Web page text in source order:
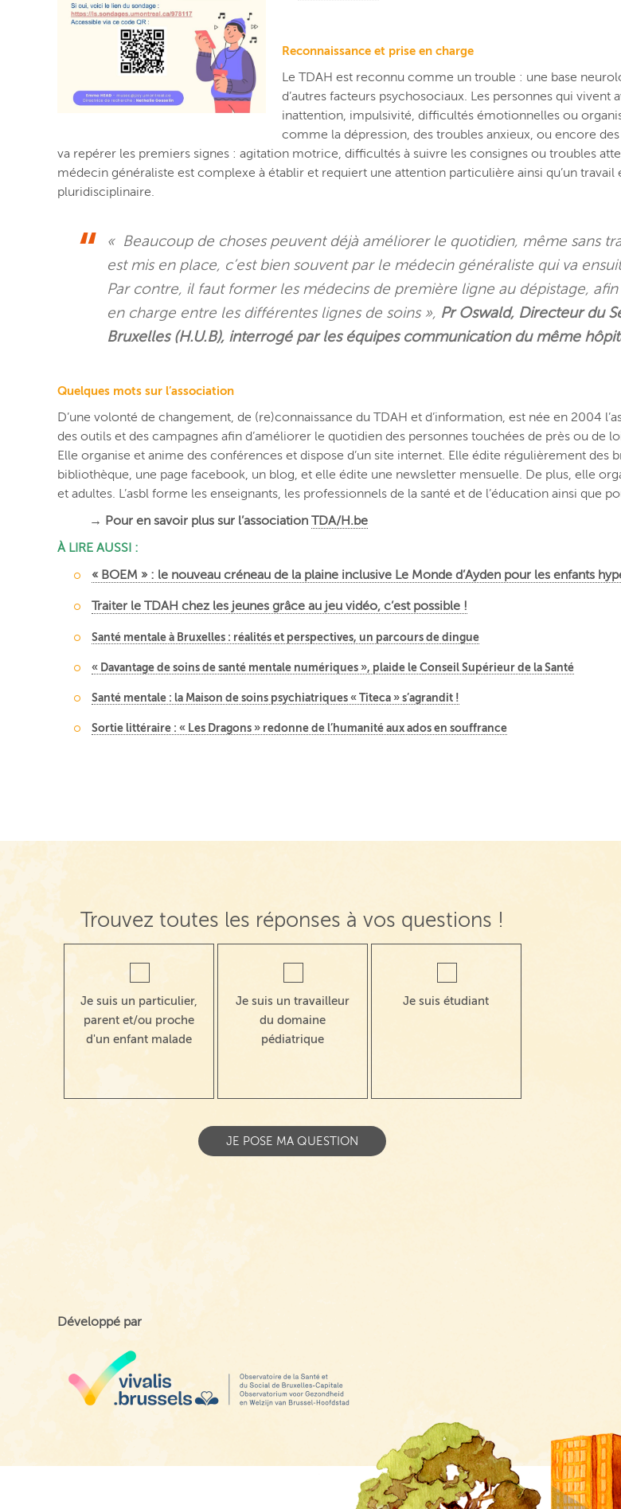
Reconnaissance et prise en charge
Le TDAH est reconnu comme un trouble : une base
d’autres facteurs psychosociaux. Les personnes qui
inattention, impulsivité, difficultés émotionnelles ou
comme la dépression, des troubles anxieux, ou encore
va repérer les premiers signes : agitation motrice, difficultés à suivre les consignes ou troubles
médecin généraliste est complexe à établir et requiert une attention particulière ainsi qu’un
pluridisciplinaire.
« Beaucoup de choses peuvent déjà améliorer le quotidien, même sans
est mis en place, c’est bien souvent par le médecin généraliste qui va
Par contre, il faut former les médecins de première ligne au dépistage,
en charge entre les différentes lignes de soins », Pr Oswald, Directeur du
Bruxelles (H.U.B), interrogé par les équipes communication du même
Quelques mots sur l’association
D’une volonté de changement, de (re)connaissance du TDAH et d’information, est née en 2004
des outils et des campagnes afin d’améliorer le quotidien des personnes touchées de près ou de
Elle organise et anime des conférences et dispose d’un site internet. Elle édite régulièrement
bibliothèque, une page facebook, un blog, et elle édite une newsletter mensuelle. De plus, elle
et adultes. L’asbl forme les enseignants, les professionnels de la santé et de l’éducation ainsi que
→ Pour en savoir plus sur l’association TDA/H.be
À LIRE AUSSI :
« BOEM » : le nouveau créneau de la plaine inclusive Le Monde d’Ayden pour les enfants
Traiter le TDAH chez les jeunes grâce au jeu vidéo, c’est possible !
Santé mentale à Bruxelles : réalités et perspectives, un parcours de dingue
« Davantage de soins de santé mentale numériques », plaide le Conseil Supérieur de la Santé
Santé mentale : la Maison de soins psychiatriques « Titeca » s’agrandit !
Sortie littéraire : « Les Dragons » redonne de l’humanité aux ados en souffrance
Trouvez toutes les réponses à vos questions !
Je suis un particulier,
parent et/ou proche
d'un enfant malade
Je suis un travailleur
du domaine
pédiatrique
Je suis étudiant
Développé par